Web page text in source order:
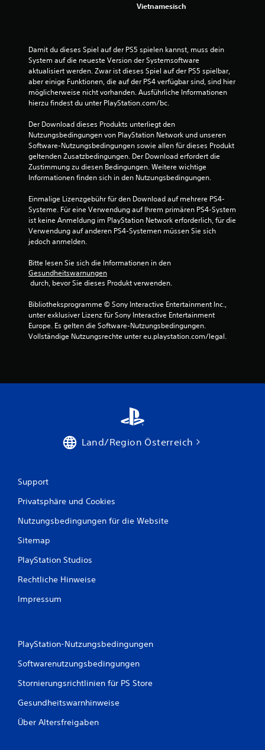
e
n
a
s
5
7
e
r
Vietnamesisch
Damit du dieses Spiel auf der PS5 spielen kannst, muss dein
System auf die neueste Version der Systemsoftware
aktualisiert werden. Zwar ist dieses Spiel auf der PS5 spielbar,
aber einige Funktionen, die auf der PS4 verfügbar sind, sind hier
möglicherweise nicht vorhanden. Ausführliche Informationen
hierzu findest du unter PlayStation.com/bc.
Der Download dieses Produkts unterliegt den
Nutzungsbedingungen von PlayStation Network und unseren
Software-Nutzungsbedingungen sowie allen für dieses Produkt
geltenden Zusatzbedingungen. Der Download erfordert die
Zustimmung zu diesen Bedingungen. Weitere wichtige
Informationen finden sich in den Nutzungsbedingungen.
Einmalige Lizenzgebühr für den Download auf mehrere PS4-
Systeme. Für eine Verwendung auf Ihrem primären PS4-System
ist keine Anmeldung im PlayStation Network erforderlich, für die
Verwendung auf anderen PS4-Systemen müssen Sie sich
jedoch anmelden.
Bitte lesen Sie sich die Informationen in den
Gesundheitswarnungen
durch, bevor Sie dieses Produkt verwenden.
Bibliotheksprogramme © Sony Interactive Entertainment Inc.,
unter exklusiver Lizenz für Sony Interactive Entertainment
Europe. Es gelten die Software-Nutzungsbedingungen.
Vollständige Nutzungsrechte unter eu.playstation.com/legal.
Land/Region Österreich
Support
Privatsphäre und Cookies
Nutzungsbedingungen für die Website
Sitemap
PlayStation Studios
Rechtliche Hinweise
Impressum
PlayStation-Nutzungsbedingungen
Softwarenutzungsbedingungen
Stornierungsrichtlinien für PS Store
Gesundheitswarnhinweise
Über Altersfreigaben